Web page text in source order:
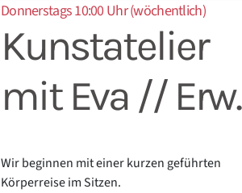
Donnerstags 10:00 Uhr (wöchentlich)
Kunstatelier
mit Eva // Erw.
Wir beginnen mit einer kurzen geführten
Körperreise im Sitzen.